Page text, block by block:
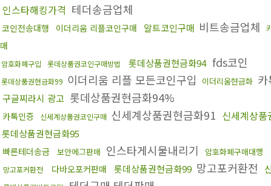
인스타해킹가격 테더송금업체
코인전송대행 이더리움 리플코인구매 알트코인구매 비트송금업체
매
암호화폐구입 롯데상품권코인구매방법 롯데상품권현금화94 fds코인
롯데상품권현금화99 이더리움 리플 모든코인구입 이더리움현금화
구글찌라시 광고 롯데상품권현금화94%
카톡인증 신세계상품권코인구매 신세계상품권현금화91 신세계상품
롯데상품권현금화95
빠른테더송금 보안에그판매 인스타게시물내리기 암호화폐구매대행
망고포커환전 다바오포커판매 롯데상품권현금화99 망고포커환전